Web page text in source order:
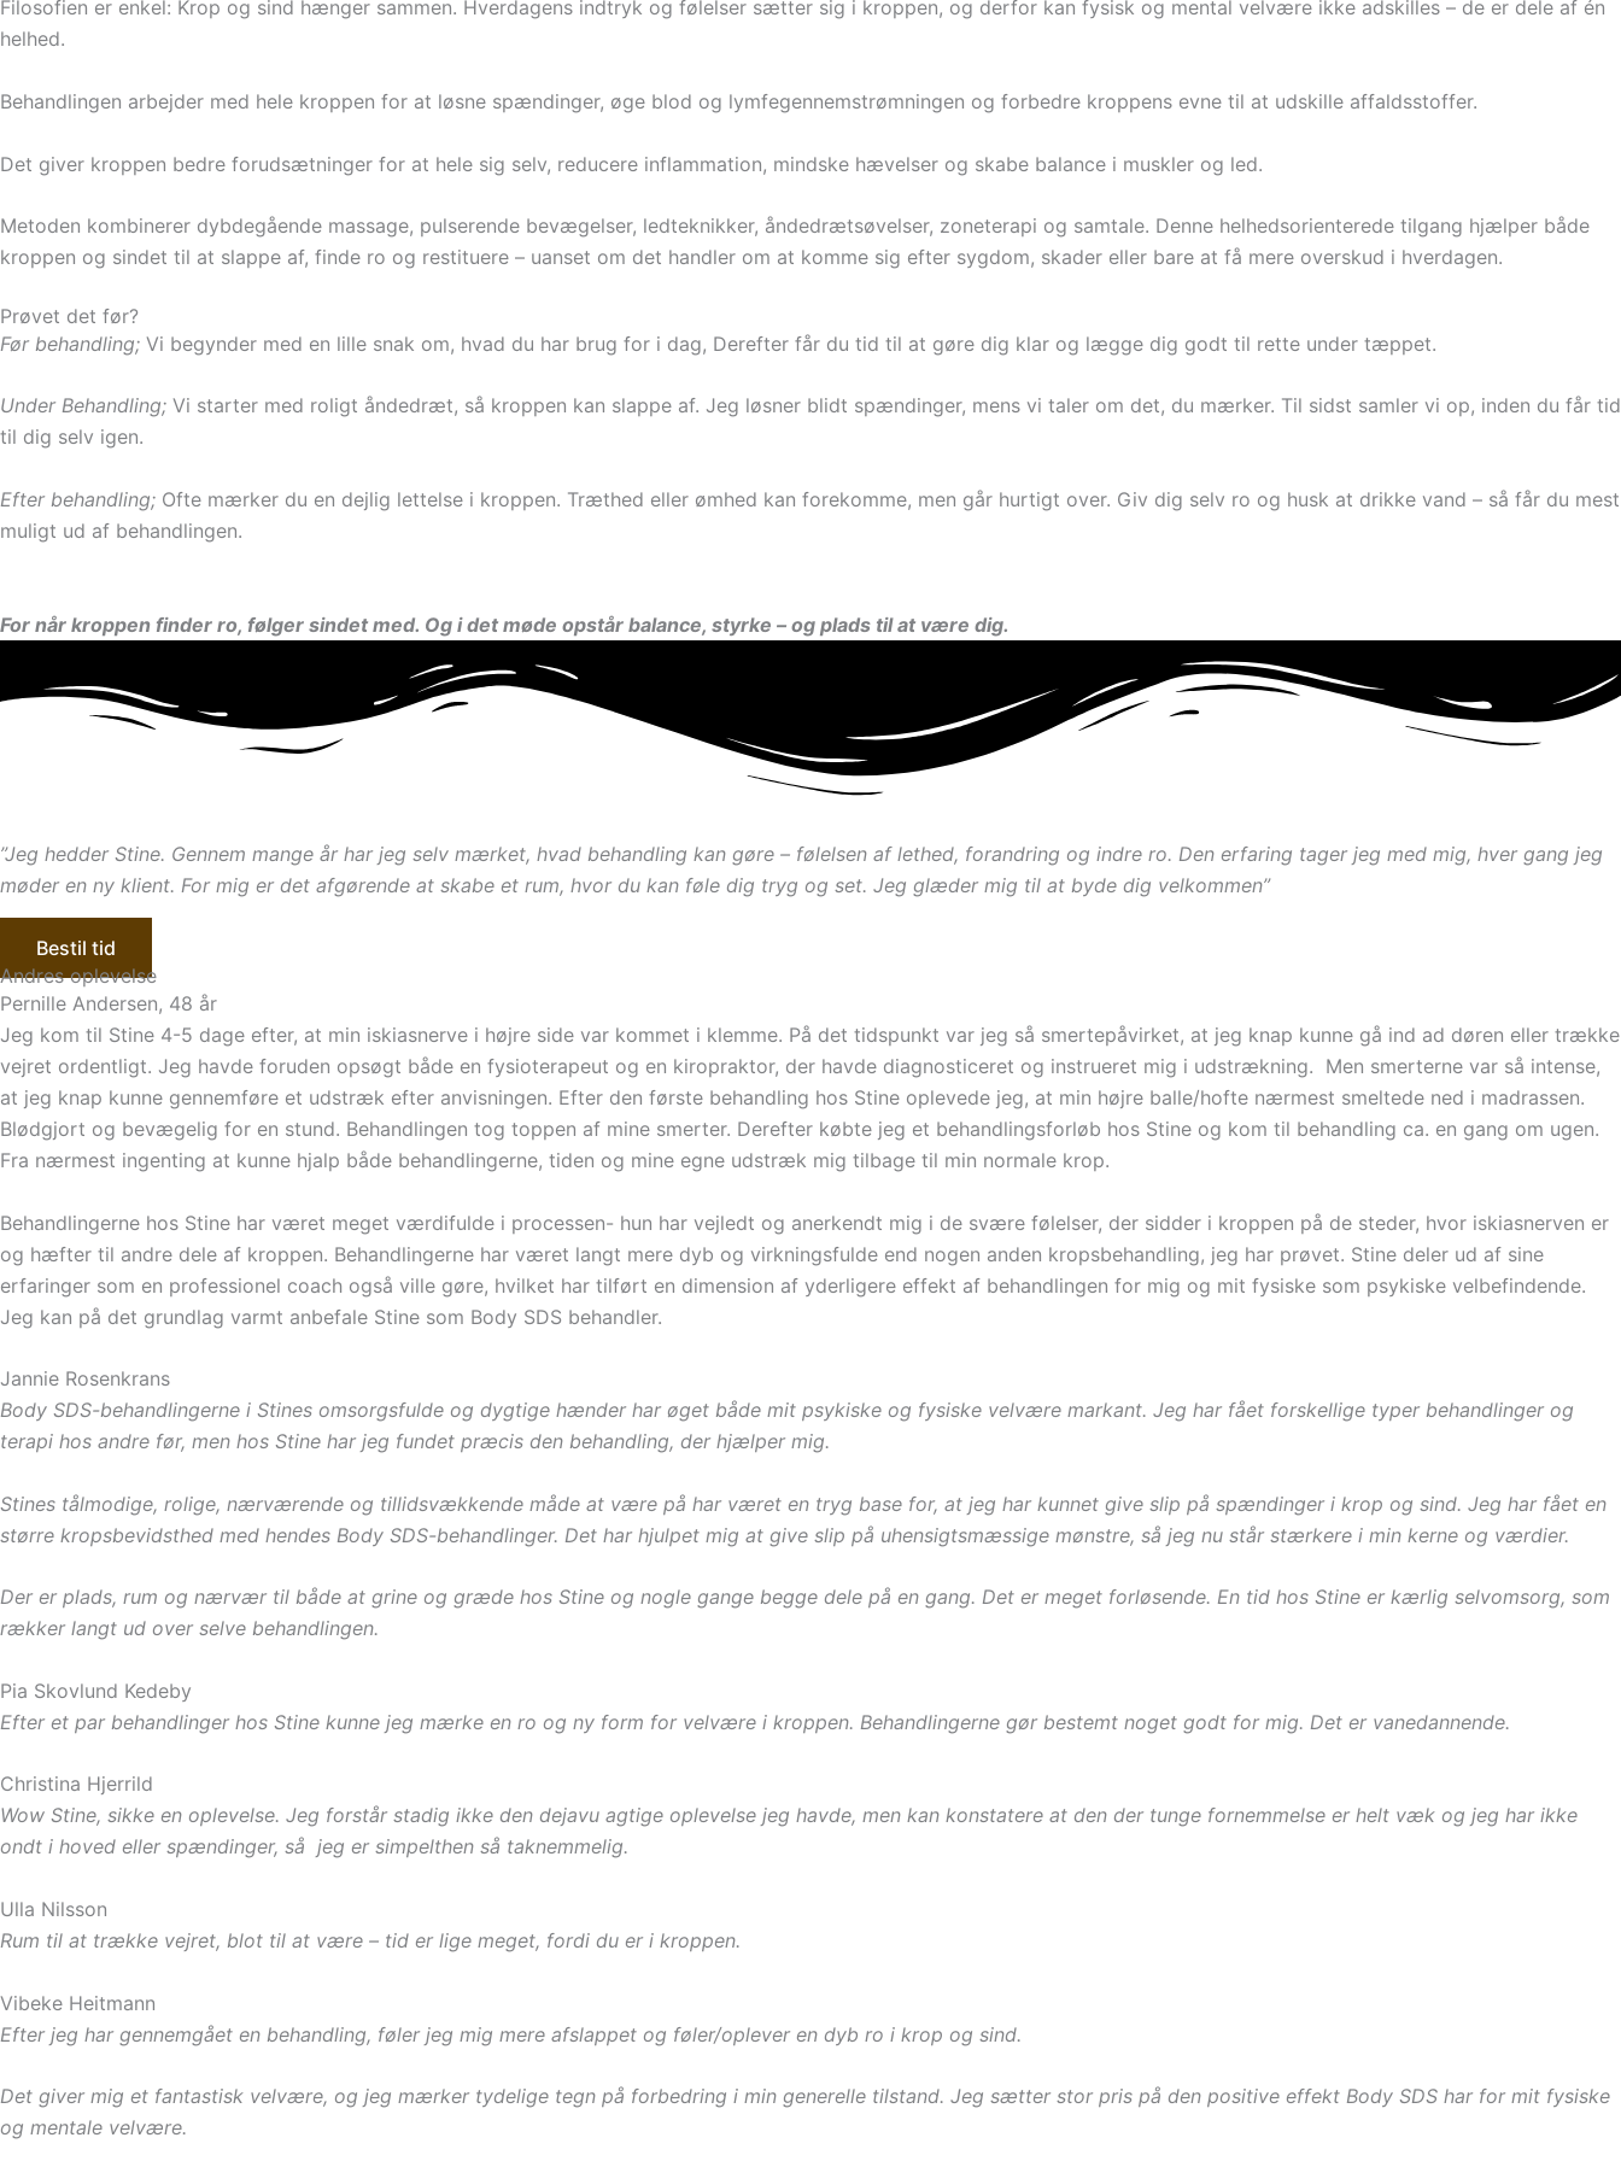
Filosofien er enkel: Krop og sind hænger sammen. Hverdagens indtryk og følelser sætter sig i kroppen, og derfor kan fysisk og mental velvære ikke adskilles – de er dele af én
helhed.
Behandlingen arbejder med hele kroppen for at løsne spændinger, øge blod og lymfegennemstrømningen og forbedre kroppens evne til at udskille affaldsstoffer.
Det giver kroppen bedre forudsætninger for at hele sig selv, reducere inflammation, mindske hævelser og skabe balance i muskler og led.
Metoden kombinerer dybdegående massage, pulserende bevægelser, ledteknikker, åndedrætsøvelser, zoneterapi og samtale. Denne helhedsorienterede tilgang hjælper både
kroppen og sindet til at slappe af, finde ro og restituere – uanset om det handler om at komme sig efter sygdom, skader eller bare at få mere overskud i hverdagen.
Prøvet det før?
Før behandling; Vi begynder med en lille snak om, hvad du har brug for i dag, Derefter får du tid til at gøre dig klar og lægge dig godt til rette under tæppet.
Under Behandling; Vi starter med roligt åndedræt, så kroppen kan slappe af. Jeg løsner blidt spændinger, mens vi taler om det, du mærker. Til sidst samler vi op, inden du får tid
til dig selv igen.
Efter behandling; Ofte mærker du en dejlig lettelse i kroppen. Træthed eller ømhed kan forekomme, men går hurtigt over. Giv dig selv ro og husk at drikke vand – så får du mest
muligt ud af behandlingen.
For når kroppen finder ro, følger sindet med. Og i det møde opstår balance, styrke – og plads til at være dig.
”Jeg hedder Stine. Gennem mange år har jeg selv mærket, hvad behandling kan gøre – følelsen af lethed, forandring og indre ro. Den erfaring tager jeg med mig, hver gang jeg
møder en ny klient. For mig er det afgørende at skabe et rum, hvor du kan føle dig tryg og set. Jeg glæder mig til at byde dig velkommen”
Bestil tid
Andres oplevelse
Pernille Andersen, 48 år
Jeg kom til Stine 4-5 dage efter, at min iskiasnerve i højre side var kommet i klemme. På det tidspunkt var jeg så smertepåvirket, at jeg knap kunne gå ind ad døren eller trække
vejret ordentligt. Jeg havde foruden opsøgt både en fysioterapeut og en kiropraktor, der havde diagnosticeret og instrueret mig i udstrækning. Men smerterne var så intense,
at jeg knap kunne gennemføre et udstræk efter anvisningen. Efter den første behandling hos Stine oplevede jeg, at min højre balle/hofte nærmest smeltede ned i madrassen.
Blødgjort og bevægelig for en stund. Behandlingen tog toppen af mine smerter. Derefter købte jeg et behandlingsforløb hos Stine og kom til behandling ca. en gang om ugen.
Fra nærmest ingenting at kunne hjalp både behandlingerne, tiden og mine egne udstræk mig tilbage til min normale krop.
Behandlingerne hos Stine har været meget værdifulde i processen- hun har vejledt og anerkendt mig i de svære følelser, der sidder i kroppen på de steder, hvor iskiasnerven er
og hæfter til andre dele af kroppen. Behandlingerne har været langt mere dyb og virkningsfulde end nogen anden kropsbehandling, jeg har prøvet. Stine deler ud af sine
erfaringer som en professionel coach også ville gøre, hvilket har tilført en dimension af yderligere effekt af behandlingen for mig og mit fysiske som psykiske velbefindende.
Jeg kan på det grundlag varmt anbefale Stine som Body SDS behandler.
Jannie Rosenkrans
Body SDS-behandlingerne i Stines omsorgsfulde og dygtige hænder har øget både mit psykiske og fysiske velvære markant. Jeg har fået forskellige typer behandlinger og
terapi hos andre før, men hos Stine har jeg fundet præcis den behandling, der hjælper mig.
Stines tålmodige, rolige, nærværende og tillidsvækkende måde at være på har været en tryg base for, at jeg har kunnet give slip på spændinger i krop og sind. Jeg har fået en
større kropsbevidsthed med hendes Body SDS-behandlinger. Det har hjulpet mig at give slip på uhensigtsmæssige mønstre, så jeg nu står stærkere i min kerne og værdier.
Der er plads, rum og nærvær til både at grine og græde hos Stine og nogle gange begge dele på en gang. Det er meget forløsende. En tid hos Stine er kærlig selvomsorg, som
rækker langt ud over selve behandlingen.
Pia Skovlund Kedeby
Efter et par behandlinger hos Stine kunne jeg mærke en ro og ny form for velvære i kroppen. Behandlingerne gør bestemt noget godt for mig. Det er vanedannende.
Christina Hjerrild
Wow Stine, sikke en oplevelse. Jeg forstår stadig ikke den dejavu agtige oplevelse jeg havde, men kan konstatere at den der tunge fornemmelse er helt væk og jeg har ikke
ondt i hoved eller spændinger, så jeg er simpelthen så taknemmelig.
Ulla Nilsson
Rum til at trække vejret, blot til at være – tid er lige meget, fordi du er i kroppen.
Vibeke Heitmann
Efter jeg har gennemgået en behandling, føler jeg mig mere afslappet og føler/oplever en dyb ro i krop og sind.
Det giver mig et fantastisk velvære, og jeg mærker tydelige tegn på forbedring i min generelle tilstand. Jeg sætter stor pris på den positive effekt Body SDS har for mit fysiske
og mentale velvære.